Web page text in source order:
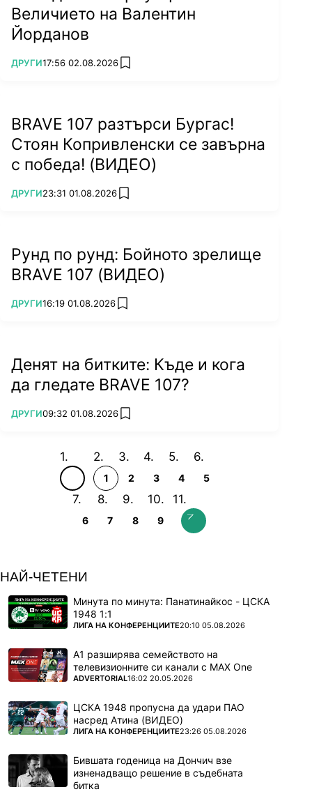
Величието на Валентин
Йорданов
ПОВЕЧЕ ОТ
ДРУГИ17:56 02.08.2026 add favorites
BRAVE 107 разтърси Бургас!
Стоян Копривленски се завърна
с победа! (ВИДЕО)
ПОВЕЧЕ ОТ
ДРУГИ23:31 01.08.2026 add favorites
Рунд по рунд: Бойното зрелище
BRAVE 107 (ВИДЕО)
ПОВЕЧЕ ОТ
ДРУГИ16:19 01.08.2026 add favorites
Денят на битките: Къде и кога
да гледате BRAVE 107?
ПОВЕЧЕ ОТ
ДРУГИ09:32 01.08.2026 add favorites
1 2 3 4 5
6 7 8 9
НАЙ-ЧЕТЕНИ
Минута по минута: Панатинайкос - ЦСКА
1948 1:1
ПОВЕЧЕ ОТ
ЛИГА НА КОНФЕРЕНЦИИТЕ20:10 05.08.2026
А1 разширява семейството на
телевизионните си канали с MAX One
ПОВЕЧЕ ОТ
ADVERTORIAL16:02 20.05.2026
ЦСКА 1948 пропусна да удари ПАО
насред Атина (ВИДЕО)
ПОВЕЧЕ ОТ
ЛИГА НА КОНФЕРЕНЦИИТЕ23:26 05.08.2026
Бившата годеница на Дончич взе
изненадващо решение в съдебната
битка